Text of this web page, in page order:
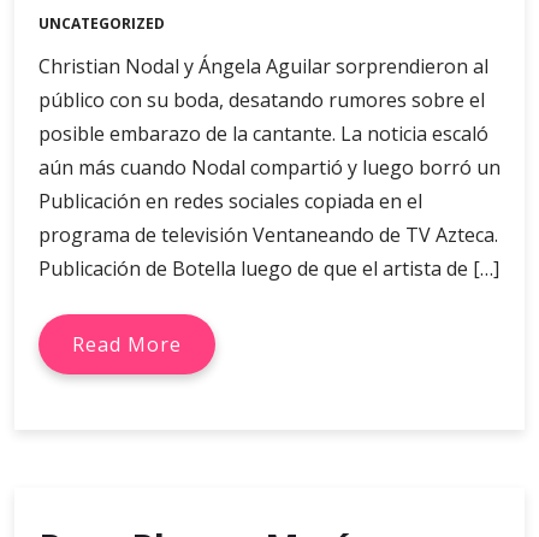
UNCATEGORIZED
Christian Nodal y Ángela Aguilar sorprendieron al
público con su boda, desatando rumores sobre el
posible embarazo de la cantante. La noticia escaló
aún más cuando Nodal compartió y luego borró un
Publicación en redes sociales copiada en el
programa de televisión Ventaneando de TV Azteca.
Publicación de Botella luego de que el artista de […]
Read More